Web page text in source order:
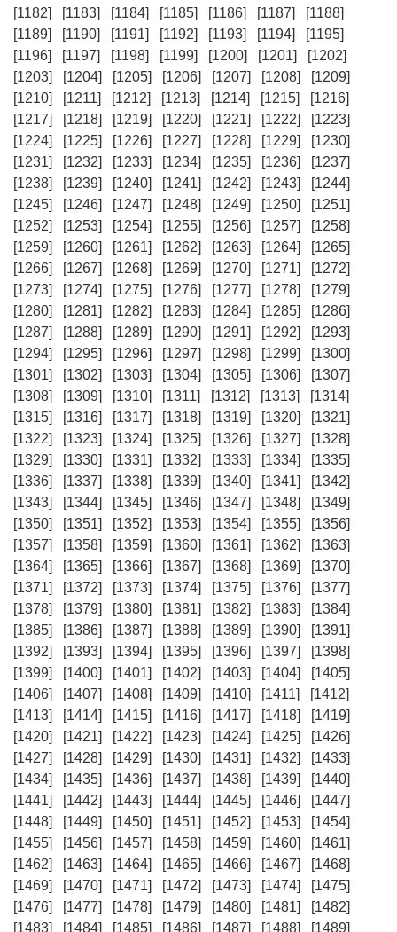
[1182]
[1183] [1184] [1185] [1186] [1187]
[1188]
[1189]
[1190] [1191] [1192] [1193] [1194]
[1195]
[1196]
[1197] [1198] [1199] [1200] [1201]
[1202]
[1203]
[1204] [1205] [1206] [1207] [1208]
[1209]
[1210]
[1211] [1212] [1213] [1214] [1215]
[1216]
[1217]
[1218] [1219] [1220] [1221] [1222]
[1223]
[1224]
[1225] [1226] [1227] [1228] [1229]
[1230]
[1231]
[1232] [1233] [1234] [1235] [1236]
[1237]
[1238]
[1239] [1240] [1241] [1242] [1243]
[1244]
[1245]
[1246] [1247] [1248] [1249] [1250]
[1251]
[1252]
[1253] [1254] [1255] [1256] [1257]
[1258]
[1259]
[1260] [1261] [1262] [1263] [1264]
[1265]
[1266]
[1267] [1268] [1269] [1270] [1271]
[1272]
[1273]
[1274] [1275] [1276] [1277] [1278]
[1279]
[1280]
[1281] [1282] [1283] [1284] [1285]
[1286]
[1287]
[1288] [1289] [1290] [1291] [1292]
[1293]
[1294]
[1295] [1296] [1297] [1298] [1299]
[1300]
[1301]
[1302] [1303] [1304] [1305] [1306]
[1307]
[1308]
[1309] [1310] [1311] [1312] [1313]
[1314]
[1315]
[1316] [1317] [1318] [1319] [1320]
[1321]
[1322]
[1323] [1324] [1325] [1326] [1327]
[1328]
[1329]
[1330] [1331] [1332] [1333] [1334]
[1335]
[1336]
[1337] [1338] [1339] [1340] [1341]
[1342]
[1343]
[1344] [1345] [1346] [1347] [1348]
[1349]
[1350]
[1351] [1352] [1353] [1354] [1355]
[1356]
[1357]
[1358] [1359] [1360] [1361] [1362]
[1363]
[1364]
[1365] [1366] [1367] [1368] [1369]
[1370]
[1371]
[1372] [1373] [1374] [1375] [1376]
[1377]
[1378]
[1379] [1380] [1381] [1382] [1383]
[1384]
[1385]
[1386] [1387] [1388] [1389] [1390]
[1391]
[1392]
[1393] [1394] [1395] [1396] [1397]
[1398]
[1399]
[1400] [1401] [1402] [1403] [1404]
[1405]
[1406]
[1407] [1408] [1409] [1410] [1411]
[1412]
[1413]
[1414] [1415] [1416] [1417] [1418]
[1419]
[1420]
[1421] [1422] [1423] [1424] [1425]
[1426]
[1427]
[1428] [1429] [1430] [1431] [1432]
[1433]
[1434]
[1435] [1436] [1437] [1438] [1439]
[1440]
[1441]
[1442] [1443] [1444] [1445] [1446]
[1447]
[1448]
[1449] [1450] [1451] [1452] [1453]
[1454]
[1455]
[1456] [1457] [1458] [1459] [1460]
[1461]
[1462]
[1463] [1464] [1465] [1466] [1467]
[1468]
[1469]
[1470] [1471] [1472] [1473] [1474]
[1475]
[1476]
[1477] [1478] [1479] [1480] [1481]
[1482]
[1483]
[1484] [1485] [1486] [1487] [1488]
[1489]